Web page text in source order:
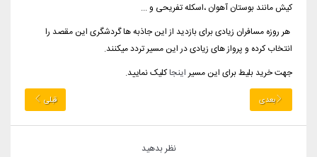
کیش مانند بوستان آهوان ،اسکله تفریحی و ...
هر روزه مسافران زیادی برای بازدید از این جاذبه ها گردشگری این مقصد را
انتخاب کرده و پرواز های زیادی در این مسیر تردد میکنند.
جهت خرید بلیط برای این مسیراینجاکلیک نمایید.
بعدی قبلی
نظر بدهید